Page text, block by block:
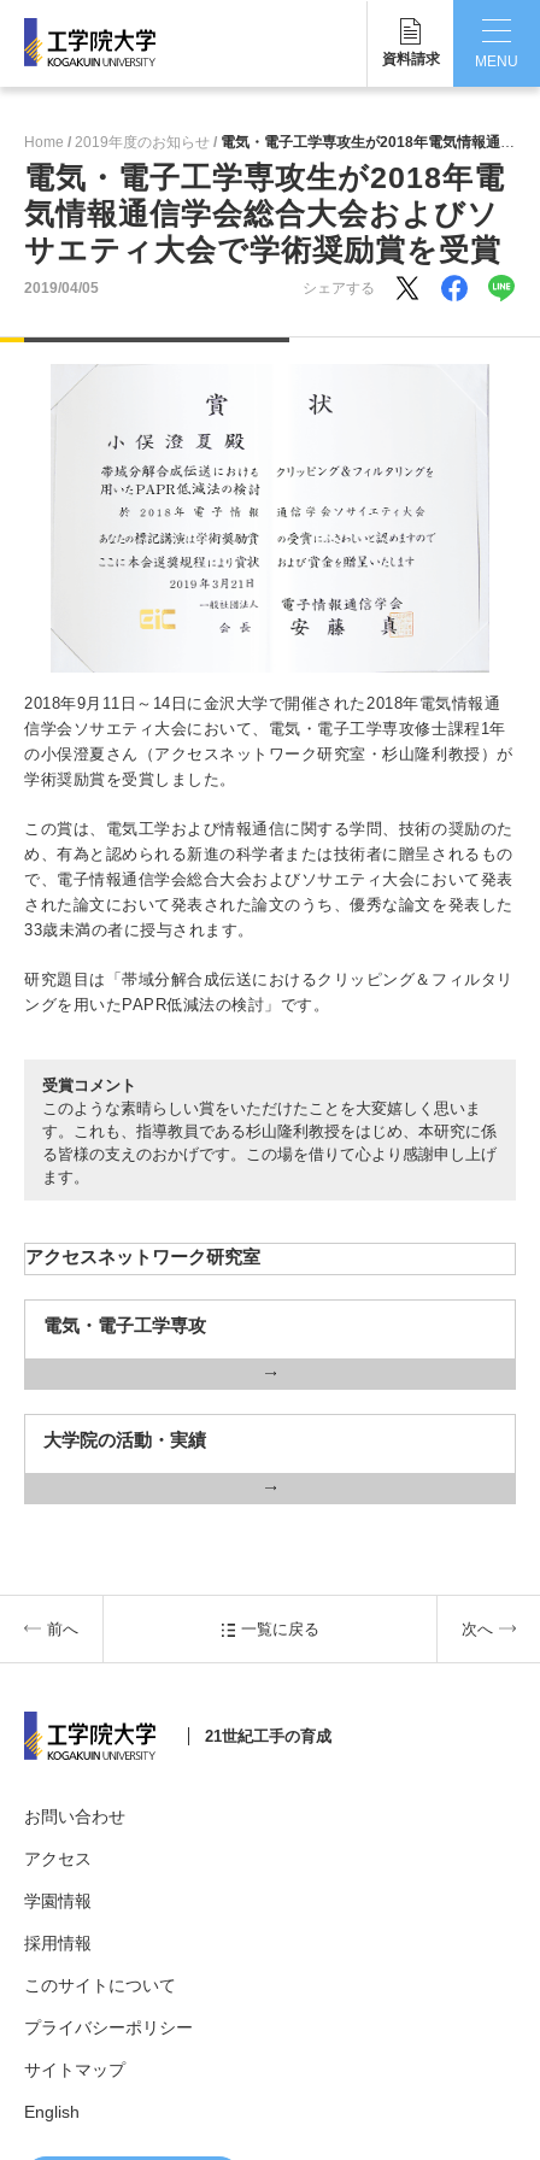
資料請求
MENU
工学院大学について
学部・大学院
学生生活
研究・産学連携
就職・キャリア
キャンパス
入試情報
在学生・保証人の方 卒業生の方
Pick Up
1. Action！x 工学院大学
3. #KUTE VOICE エンジニアリーダーたちの声
Home 2019年度のお知らせ 電気・電子工学専攻生が2018年電気情報通信学会総合大会およびソサエティ大会で学術奨励賞を受賞
電気・電子工学専攻生が2018年電
気情報通信学会総合大会およびソ
サエティ大会で学術奨励賞を受賞
2019/04/05 シェアする
2018年9月11日～14日に金沢大学で開催された2018年電気情報通
信学会ソサエティ大会において、電気・電子工学専攻修士課程1年
の小俣澄夏さん（アクセスネットワーク研究室・杉山隆利教授）が
学術奨励賞を受賞しました。
この賞は、電気工学および情報通信に関する学問、技術の奨励のた
め、有為と認められる新進の科学者または技術者に贈呈されるもの
で、電子情報通信学会総合大会およびソサエティ大会において発表
された論文において発表された論文のうち、優秀な論文を発表した
33歳未満の者に授与されます。
研究題目は「帯域分解合成伝送におけるクリッピング＆フィルタリ
ングを用いたPAPR低減法の検討」です。
受賞コメント
このような素晴らしい賞をいただけたことを大変嬉しく思いま
す。これも、指導教員である杉山隆利教授をはじめ、本研究に係
る皆様の支えのおかげです。この場を借りて心より感謝申し上げ
ます。
アクセスネットワーク研究室
電気・電子工学専攻
大学院の活動・実績
前へ 一覧に戻る 次へ
21世紀工手の育成
お問い合わせ
アクセス
学園情報
採用情報
このサイトについて
プライバシーポリシー
サイトマップ
English